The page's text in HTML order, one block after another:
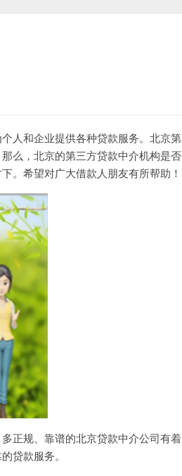
人和企业提供各种贷款服务。北京第
么，北京的第三方贷款中介机构是否
。希望对广大借款人朋友有所帮助！
正规、靠谱的北京贷款中介公司有着
贷款服务。